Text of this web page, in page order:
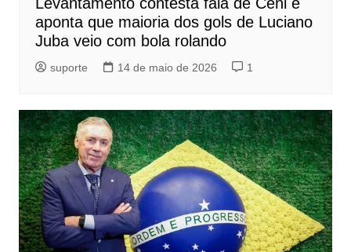
aponta que maioria dos gols de Luciano
Juba veio com bola rolando
suporte 14 de maio de 2026 1